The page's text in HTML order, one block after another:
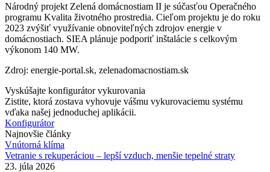
Národný projekt Zelená domácnostiam II je súčasťou Operačného
programu Kvalita životného prostredia. Cieľom projektu je do roku
2023 zvýšiť využívanie obnoviteľných zdrojov energie v
domácnostiach. SIEA plánuje podporiť inštalácie s celkovým
výkonom 140 MW.
Zdroj: energie-portal.sk, zelenadomacnostiam.sk
Vyskúšajte konfigurátor vykurovania
Zistite, ktorá zostava vyhovuje vášmu vykurovaciemu systému
vďaka našej jednoduchej aplikácii.
Konfigurátor
Najnovšie články
Vnútorná klíma
Vetranie s rekuperáciou – lepší vzduch, menšie tepelné straty
23. júla 2026